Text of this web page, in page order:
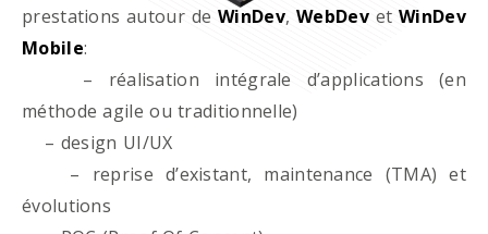
prestations autour deWinDev,WebDevet WinDev
Mobile:
– réalisation intégrale d’applications (en
méthode agile ou traditionnelle)
– design UI/UX
– reprise d’existant, maintenance (TMA) et
évolutions